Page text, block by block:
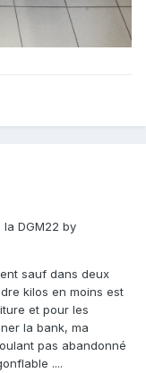
DGM22 by
sauf dans deux
kilos en moins est
et pour les
la bank, ma
pas abandonné
....